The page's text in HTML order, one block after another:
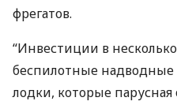
фрегатов.
“Инвестиции в
беспилотные
лодки, которые парусная